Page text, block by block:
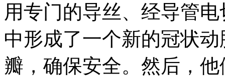
用专门的导丝、经导管
中形成了一个新的冠状
瓣，确保安全。然后，